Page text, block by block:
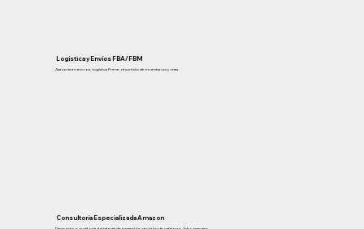
Logística y Envíos FBA/FBM
Asesoría en envíos, logística Prime, resurtido de inventarios y más.
Consultoría Especializada Amazon